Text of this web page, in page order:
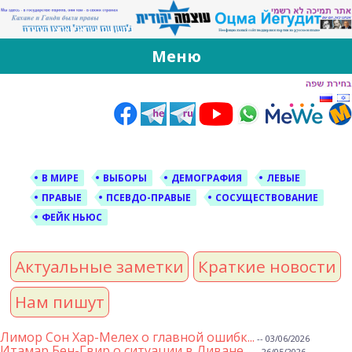
За Оцма Йегудит
עוצמה יהודית ברוסית ובעברית
Меню
В МИРЕ ВЫБОРЫ ДЕМОГРАФИЯ
ЛЕВЫЕ
ПРАВЫЕ
ПСЕВДО-ПРАВЫЕ
СОСУЩЕСТВОВАНИЕ
ФЕЙК НЬЮС
Актуальные заметки
Краткие новости
Нам пишут
Лимор Сон Хар-Мелех о главной ошибк... -- 03/06/2026